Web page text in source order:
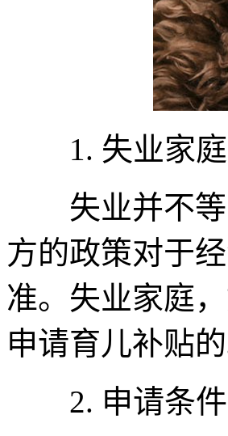
1. 失业家庭
失业并不等
方的政策对于
准。失业家庭
申请育儿补贴的
2. 申请条件